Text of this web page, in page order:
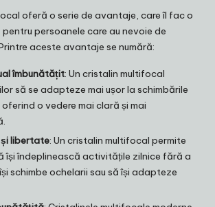
oferă o serie de avantaje, care îl fac o
persoanele care au nevoie de
aceste avantaje se numără:
îmbunătățit: Un cristalin multifocal
să se adapteze mai ușor la schimbările
o vedere mai clară și mai
libertate: Un cristalin multifocal permite
își îndeplinească activitățile zilnice fără a
schimbe ochelarii sau să își adapteze